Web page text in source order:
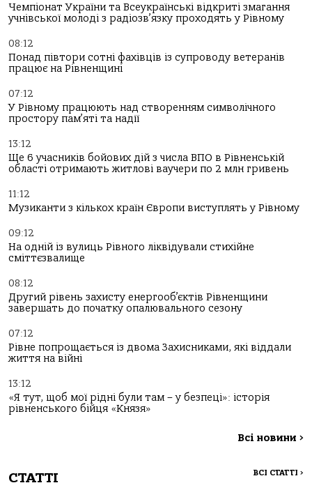
Чемпіонат України та Всеукраїнські відкриті змагання
учнівської молоді з радіозв’язку проходять у Рівному
08:12
Понад півтори сотні фахівців із супроводу ветеранів
працює на Рівненщині
07:12
У Рівному працюють над створенням символічного
простору пам’яті та надії
13:12
Ще 6 учасників бойових дій з числа ВПО в Рівненській
області отримають житлові ваучери по 2 млн гривень
11:12
Музиканти з кількох країн Європи виступлять у Рівному
09:12
На одній із вулиць Рівного ліквідували стихійне
сміттєзвалище
08:12
Другий рівень захисту енергооб’єктів Рівненщини
завершать до початку опалювального сезону
07:12
Рівне попрощається із двома Захисниками, які віддали
життя на війні
13:12
«Я тут, щоб мої рідні були там – у безпеці»: історія
рівненського бійця «Князя»
Всі новини >
СТАТТІ ВСІ СТАТТІ >